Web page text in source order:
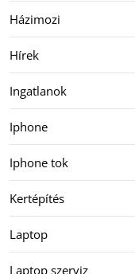
Házimozi
Hírek
Ingatlanok
Iphone
Iphone tok
Kertépítés
Laptop
Laptop szerviz